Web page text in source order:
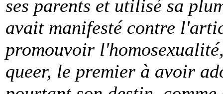
ses parents et utilisé sa
avait manifesté contre
promouvoir
queer, le premier à avoir